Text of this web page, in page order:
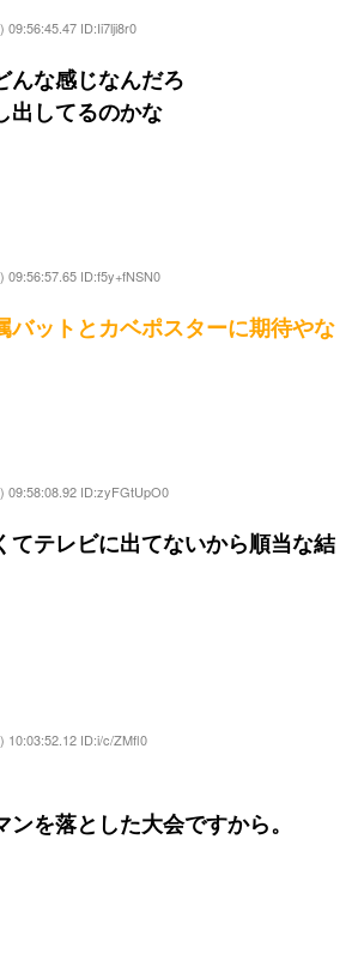
09:56:45.47 ID:Ii7lji8r0
んな感じなんだろ
出してるのかな
09:56:57.65 ID:f5y+fNSN0
バットとカベポスターに期待やな
09:58:08.92 ID:zyFGtUpO0
てテレビに出てないから順当な結
10:03:52.12 ID:i/c/ZMfl0
を落とした大会ですから。